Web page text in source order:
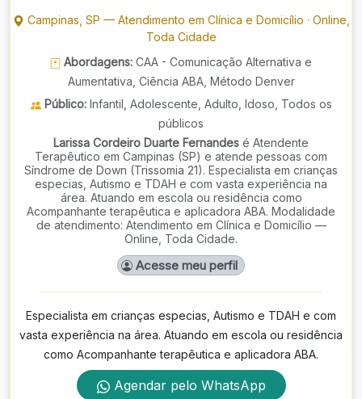
Campinas SP — Atendimento em Clínica e Domicílio · Online,
Toda Cidade
Abordagens: CAA - Comunicação Alternativa e
Aumentativa, Ciência ABA, Método Denver
Público:Infantil, Adolescente, Adulto, Idoso, Todos os
públicos
Larissa Cordeiro Duarte Fernandes é Atendente
Terapêutico em Campinas (SP) e atende pessoas com
Síndrome de Down (Trissomia 21). Especialista em crianças
especias, Autismo e TDAH e com vasta experiência na
área. Atuando em escola ou residência como
Acompanhante terapêutica e aplicadora ABA. Modalidade
de atendimento: Atendimento em Clínica e Domicílio —
Online, Toda Cidade.
Acesse meu perfil
Especialista em crianças especias, Autismo e TDAH e com
vasta experiência na área. Atuando em escola ou residência
como Acompanhante terapêutica e aplicadora ABA.
Agendar pelo WhatsApp